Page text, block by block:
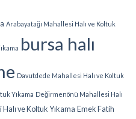
Arabayatağı Mahallesi Halı ve Koltuk
bursa halı
Davutdede Mahallesi Halı ve Koltuk
Yıkama Değirmenönü Mahallesi Halı
ve Koltuk Yıkama Emek Fatih